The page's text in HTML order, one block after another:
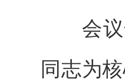
会
同志为